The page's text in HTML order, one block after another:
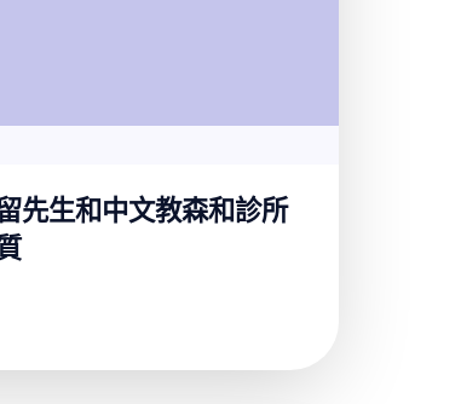
先生和中文教森和診所